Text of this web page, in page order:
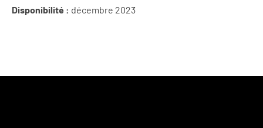
Disponibilité : décembre 2023